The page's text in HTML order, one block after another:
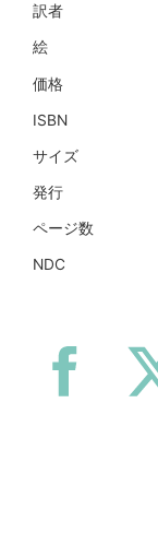
訳者
絵
価格
ISBN
サイズ
発行
ページ数
NDC